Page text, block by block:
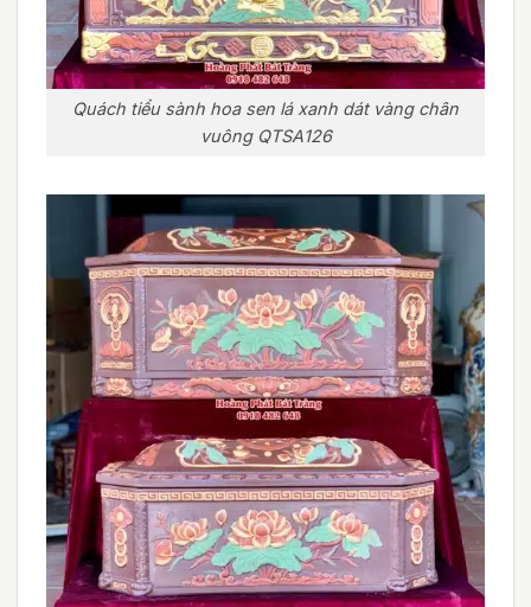
Quách tiểu sành hoa sen lá xanh dát vàng chân
vuông QTSA126